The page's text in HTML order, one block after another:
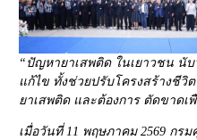
“ปัญหายาเสพติด ในเยาวชน นั
แก้ไข ทั้งช่วยปรับโครงสร้างชีวิ
ยาเสพติด และต้องการ ตัดขาดเ
เมื่อวันที่ 11 พฤษภาคม 2569 กร